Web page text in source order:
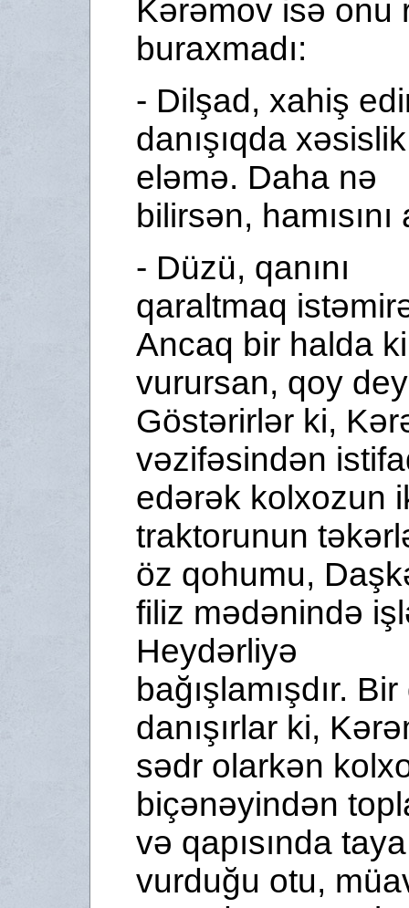
Kərəmov isə onu
buraxmadı:
- Dilşad, xahiş
danışıqda xəsislik
eləmə. Daha nə
bilirsən,
- Düzü, qanını
qaraltmaq
Ancaq bir halda
vurursan, qoy
Göstərirlər ki,
vəzifəsindən
edərək kolxozun
traktorunun
öz qohumu,
filiz mədənində
Heydərliyə
bağışlamışdır.
danışırlar ki,
sədr olarkən
biçənəyindən
və qapısında taya
vurduğu otu,